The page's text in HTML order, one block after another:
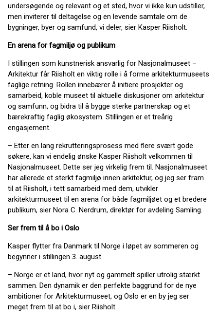
undersøgende og relevant og et sted, hvor vi ikke kun udstiller,
men inviterer til deltagelse og en levende samtale om de
bygninger, byer og samfund, vi deler, sier Kasper Riisholt.
En arena for fagmiljø og publikum
I stillingen som kunstnerisk ansvarlig for Nasjonalmuseet –
Arkitektur får Riisholt en viktig rolle i å forme arkitekturmuseets
faglige retning. Rollen innebærer å initiere prosjekter og
samarbeid, koble museet til aktuelle diskusjoner om arkitektur
og samfunn, og bidra til å bygge sterke partnerskap og et
bærekraftig faglig økosystem. Stillingen er et treårig
engasjement.
– Etter en lang rekrutteringsprosess med flere svært gode
søkere, kan vi endelig ønske Kasper Riisholt velkommen til
Nasjonalmuseet. Dette ser jeg virkelig frem til. Nasjonalmuseet
har allerede et sterkt fagmiljø innen arkitektur, og jeg ser fram
til at Riisholt, i tett samarbeid med dem, utvikler
arkitekturmuseet til en arena for både fagmiljøet og et bredere
publikum, sier Nora C. Nerdrum, direktør for avdeling Samling.
Ser frem til å bo i Oslo
Kasper flytter fra Danmark til Norge i løpet av sommeren og
begynner i stillingen 3. august.
– Norge er et land, hvor nyt og gammelt spiller utrolig stærkt
sammen. Den dynamik er den perfekte baggrund for de nye
ambitioner for Arkitekturmuseet, og Oslo er en by jeg ser
meget frem til at bo i, sier Riisholt.